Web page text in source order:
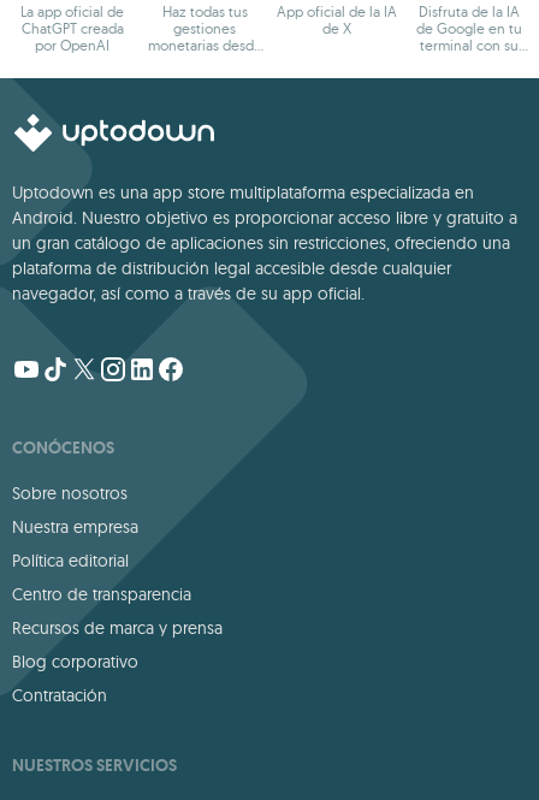
La app oficial de
ChatGPT creada
por OpenAI
Haz todas tus
gestiones
monetarias desde
Android
App oficial de la IA
de X
Disfruta de la IA
de Google en tu
terminal con su
Uptodown es una app store multiplataforma especializada en
Android. Nuestro objetivo es proporcionar acceso libre y gratuito a
un gran catálogo de aplicaciones sin restricciones, ofreciendo una
plataforma de distribución legal accesible desde cualquier
navegador, así como a través de su app oficial.
CONÓCENOS
Sobre nosotros
Nuestra empresa
Política editorial
Centro de transparencia
Recursos de marca y prensa
Blog corporativo
Contratación
NUESTROS SERVICIOS